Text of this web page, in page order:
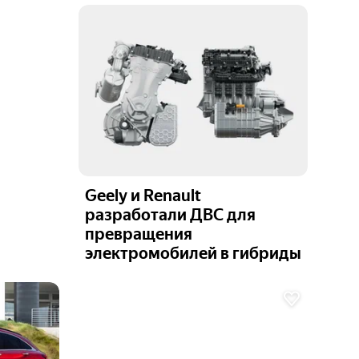
Geely и Renault
разработали ДВС для
превращения
электромобилей в гибриды